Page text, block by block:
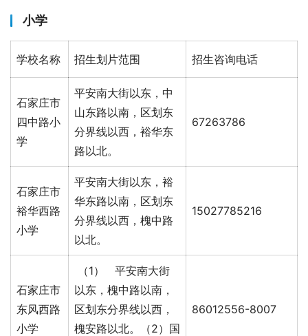
小学
学校名称 招生划片范围 招生咨询电话
石家庄市
四中路小
学
平安南大街以东，中
山东路以南，区划东
分界线以西，裕华东
路以北。
67263786
石家庄市
裕华西路
小学
平安南大街以东，裕
华东路以南，区划东
分界线以西，槐中路
以北。
15027785216
石家庄市
东风西路
小学
（1） 平安南大街
以东，槐中路以南，
区划东分界线以西，
槐安路以北。（2）国
86012556-8007